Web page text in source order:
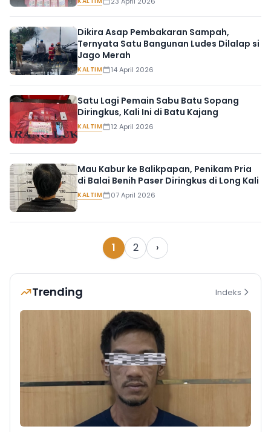
Dikira Asap Pembakaran Sampah,
Ternyata Satu Bangunan Ludes Dilalap si
Jago Merah
KALTIM 14 April 2026
Satu Lagi Pemain Sabu Batu Sopang
Diringkus, Kali Ini di Batu Kajang
KALTIM 12 April 2026
Mau Kabur ke Balikpapan, Penikam Pria
di Balai Benih Paser Diringkus di Long Kali
KALTIM 07 April 2026
1 2 ›
Trending Indeks